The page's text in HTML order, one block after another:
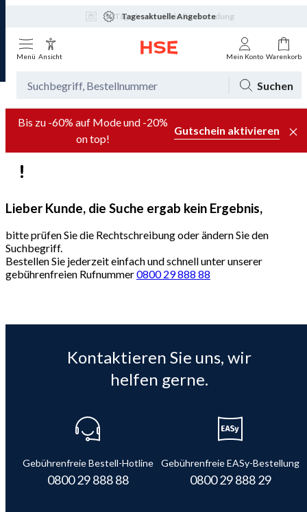
Tagesaktuelle Angebote
Menü Ansicht Mein Konto Warenkorb
Suchen
Bis zu -60% auf Mode und -20%
on top!
Gutschein aktivieren
Lieber Kunde, die Suche ergab kein Ergebnis,
bitte prüfen Sie die Rechtschreibung oder ändern Sie den
Suchbegriff.
Bestellen Sie jederzeit einfach und schnell unter unserer
gebührenfreien Rufnummer0800 29 888 88
Kontaktieren Sie uns, wir
helfen gerne.
Gebührenfreie Bestell-Hotline
0800 29 888 88
Gebührenfreie EASy-Bestellung
0800 29 888 29